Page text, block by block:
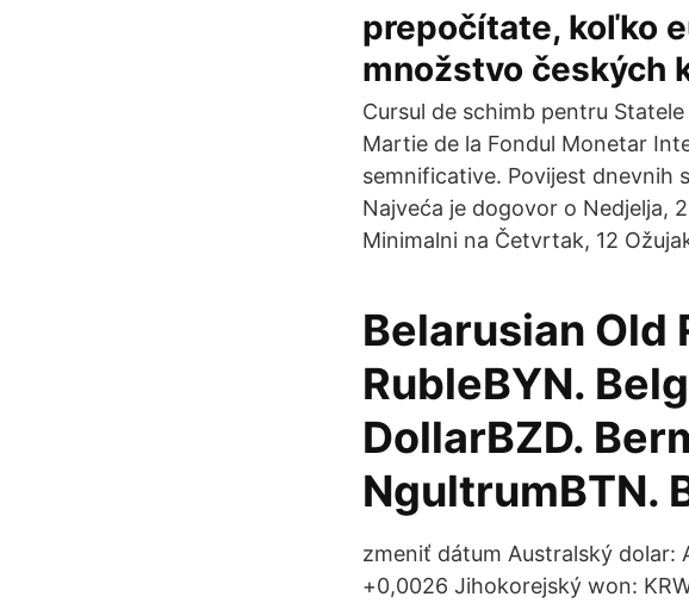
prepočítate, koľko
množstvo českých
Cursul de schimb pentru
Martie de la Fondul Monetar
semnificative. Povijest dnevnih
Najveća je dogovor o Nedjelja,
Minimalni na Četvrtak, 12
Belarusian Old
RubleBYN.
DollarBZD.
NgultrumBTN.
zmeniť dátum Australský dolar:
+0,0026 Jihokorejský won: